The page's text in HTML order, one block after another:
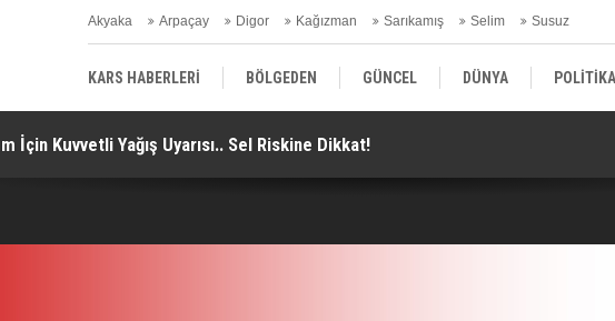
Akyaka Arpaçay Digor Kağızman Sarıkamış Selim Susuz
KARS HABERLERİ BÖLGEDEN GÜNCEL DÜNYA POLİTİKA
EKONOMİ | FİNANS | OTOMOTİV KÜLTÜR | SANAT | MAGAZİN
İçin Kuvvetli Yağış Uyarısı.. Sel Riskine Dikkat!
Hemzemin Geçitte Kalan Tren Kaldırıldı!